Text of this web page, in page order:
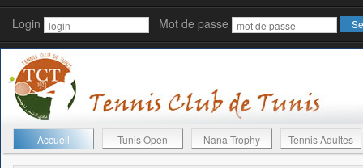
Login Mot de passe
Accueil Tunis Open Nana Trophy Tennis Adultes